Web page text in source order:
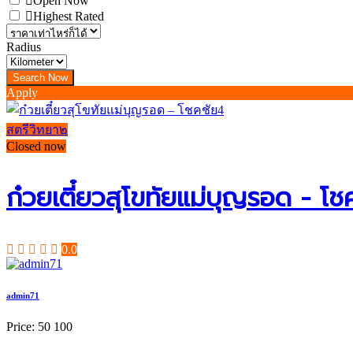
Highest Rated
Radius
Apply
สตรีวิทยา๒
Closed now
ก๋วยเตี๋ยวสุโขทัยแม่บุญรอด - โ
0.0
admin71
Price: 50 100